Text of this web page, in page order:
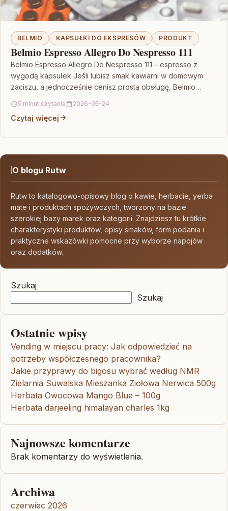
BELMIO KAPSUŁKI DO EKSPRESÓW PRODUKT
Belmio Espresso Allegro Do Nespresso 111
Belmio Espresso Allegro Do Nespresso 111 – espresso z
wygodą kapsułek Jeśli lubisz smak kawiarni w domowym
zaciszu, a jednocześnie cenisz prostą obsługę, Belmio…
5 minut czytania 2026-05-24
Czytaj więcej
O blogu Rutw
Rutw to katalogowo-opisowy blog o kawie, herbacie, yerba
mate i produktach spożywczych, tworzony na bazie
szerokiej bazy marek oraz kategorii. Znajdziesz tu krótkie
charakterystyki produktów, opisy smaków, form podania i
praktyczne wskazówki pomocne przy wyborze napojów
oraz dodatków.
Szukaj
Szukaj
Ostatnie wpisy
Vending w miejscu pracy: Jak odpowiedzieć na
potrzeby współczesnego pracownika?
Jakie przyprawy do bigosu wybrać według NMR
Zielarnia Suwalska Mieszanka Ziołowa Nerwica 500g
Herbata Owocowa Mango Blue – 100g
Herbata darjeeling himalayan charles 1kg
Najnowsze komentarze
Brak komentarzy do wyświetlenia.
Archiwa
czerwiec 2026